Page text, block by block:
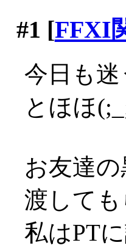
#1 [FFXI
今日も
とほほ
お友達
渡しても
私はPT